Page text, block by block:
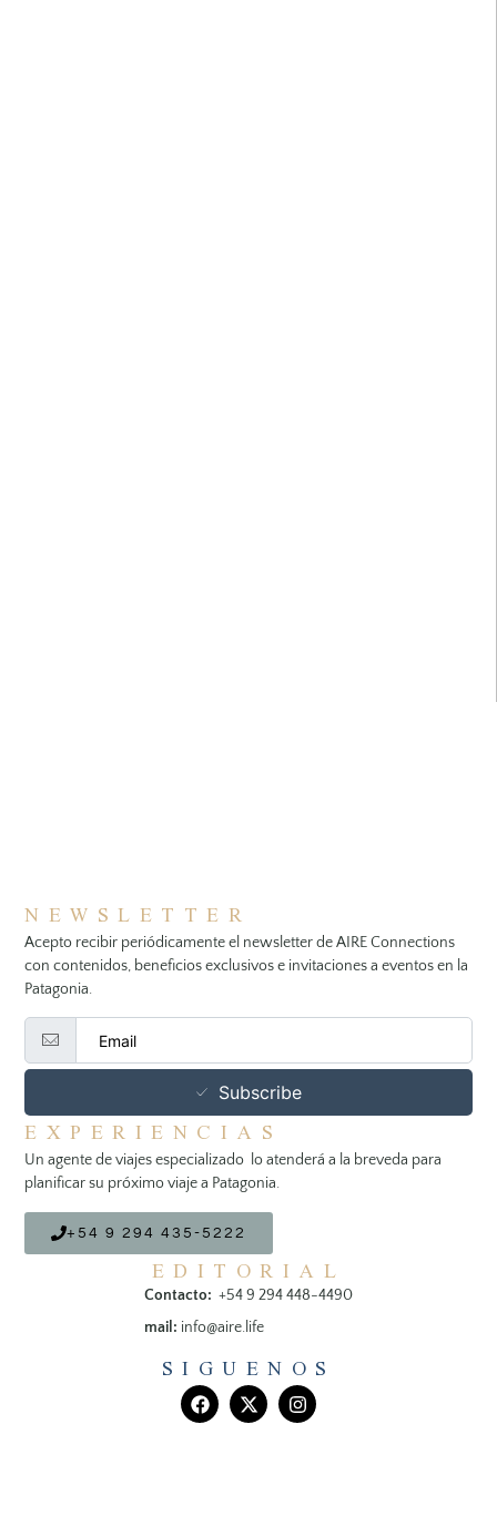
NEWSLETTER
Acepto recibir periódicamente el newsletter de AIRE Connections
con contenidos, beneficios exclusivos e invitaciones a eventos en la
Patagonia.
Subscribe
EXPERIENCIAS
Un agente de viajes especializado lo atenderá a la breveda para
planificar su próximo viaje a Patagonia.
+54 9 294 435-5222
EDITORIAL
Contacto: +54 9 294 448-4490
mail: info@aire.life
SIGUENOS